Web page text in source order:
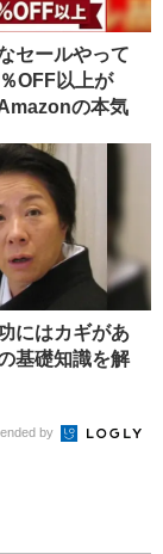
セールやって
OFF以上が
の本気
にはカギがあ
基礎知識を解
by